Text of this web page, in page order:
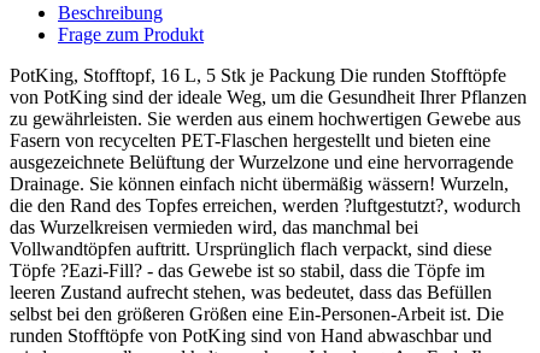
Beschreibung
Frage zum Produkt
PotKing, Stofftopf, 16 L, 5 Stk je Packung Die runden Stofftöpfe
von PotKing sind der ideale Weg, um die Gesundheit Ihrer Pflanzen
zu gewährleisten. Sie werden aus einem hochwertigen Gewebe aus
Fasern von recycelten PET-Flaschen hergestellt und bieten eine
ausgezeichnete Belüftung der Wurzelzone und eine hervorragende
Drainage. Sie können einfach nicht übermäßig wässern! Wurzeln,
die den Rand des Topfes erreichen, werden ?luftgestutzt?, wodurch
das Wurzelkreisen vermieden wird, das manchmal bei
Vollwandtöpfen auftritt. Ursprünglich flach verpackt, sind diese
Töpfe ?Eazi-Fill? - das Gewebe ist so stabil, dass die Töpfe im
leeren Zustand aufrecht stehen, was bedeutet, dass das Befüllen
selbst bei den größeren Größen eine Ein-Personen-Arbeit ist. Die
runden Stofftöpfe von PotKing sind von Hand abwaschbar und